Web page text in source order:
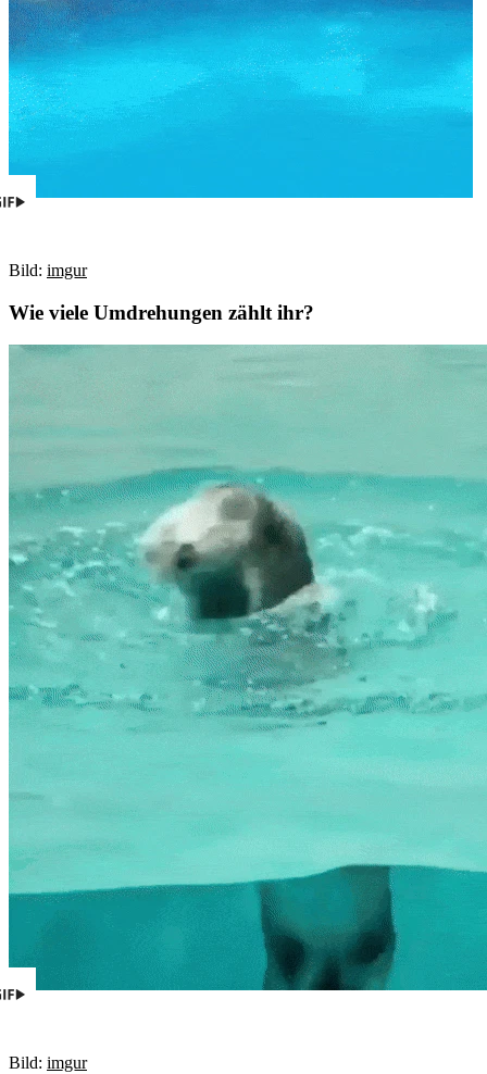
Bild: imgur
Wie viele Umdrehungen zählt ihr?
Bild: imgur